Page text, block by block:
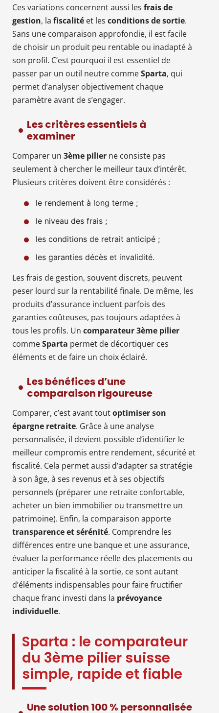
Ces variations concernent aussi les frais de
gestion, la fiscalité et les conditions de sortie.
Sans une comparaison approfondie, il est facile
de choisir un produit peu rentable ou inadapté à
son profil. C’est pourquoi il est essentiel de
passer par un outil neutre commeSparta, qui
permet d’analyser objectivement chaque
paramètre avant de s’engager.
Les critères essentiels à
examiner
Comparer un 3ème pilier ne consiste pas
seulement à chercher le meilleur taux d’intérêt.
Plusieurs critères doivent être considérés :
le rendement à long terme ;
le niveau des frais ;
les conditions de retrait anticipé ;
les garanties décès et invalidité.
Les frais de gestion, souvent discrets, peuvent
peser lourd sur la rentabilité finale. De même, les
produits d’assurance incluent parfois des
garanties coûteuses, pas toujours adaptées à
tous les profils. Un comparateur 3ème pilier
commeSparta permet de décortiquer ces
éléments et de faire un choix éclairé.
Les bénéfices d’une
comparaison rigoureuse
Comparer, c’est avant toutoptimiser son
épargne retraite. Grâce à une analyse
personnalisée, il devient possible d’identifier le
meilleur compromis entre rendement, sécurité et
fiscalité. Cela permet aussi d’adapter sa stratégie
à son âge, à ses revenus et à ses objectifs
personnels (préparer une retraite confortable,
acheter un bien immobilier ou transmettre un
patrimoine). Enfin, la comparaison apporte
transparence et sérénité. Comprendre les
différences entre une banque et une assurance,
évaluer la performance réelle des placements ou
anticiper la fiscalité à la sortie, ce sont autant
d’éléments indispensables pour faire fructifier
chaque franc investi dans la prévoyance
individuelle.
Sparta : le comparateur
du 3ème pilier suisse
simple, rapide et fiable
Une solution 100 % personnalisée